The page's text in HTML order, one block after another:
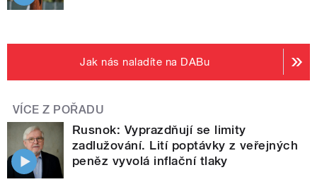
Jak nás naladíte na DABu
VÍCE Z POŘADU
Rusnok: Vyprazdňují se limity
zadlužování. Lití poptávky z veřejných
peněz vyvolá inflační tlaky